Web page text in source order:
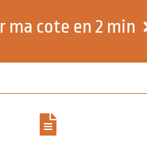
ma cote en 2 min